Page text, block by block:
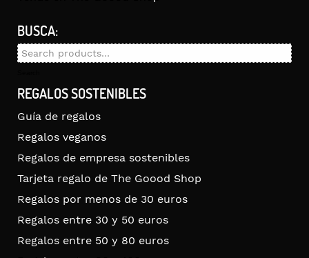
BUSCA:
Search
REGALOS SOSTENIBLES
Guía de regalos
Regalos veganos
Regalos de empresa sostenibles
Tarjeta regalo de The Goood Shop
Regalos por menos de 30 euros
Regalos entre 30 y 50 euros
Regalos entre 50 y 80 euros